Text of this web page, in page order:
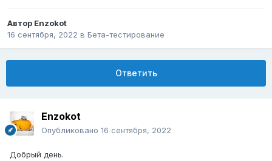
Автор Enzokot
16 сентября, 2022 в Бета-тестирование
Ответить
Enzokot
Опубликовано 16 сентября, 2022
Добрый день.